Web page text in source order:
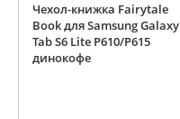
Чехол-книжка Fairytale
Book для Samsung Galaxy
Tab S6 Lite P610/P615
динокофе